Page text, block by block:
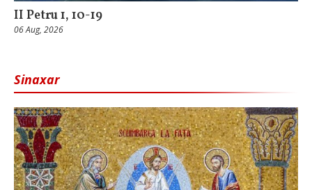
II Petru 1, 10-19
06 Aug, 2026
Sinaxar